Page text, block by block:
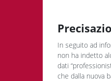
In seguito ad
non ha indetto
dati
che dalla nuova